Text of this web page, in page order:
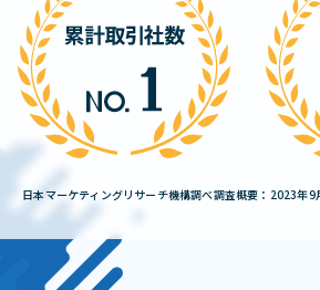
日本マーケティングリサーチ機構調べ調査概要：2023年